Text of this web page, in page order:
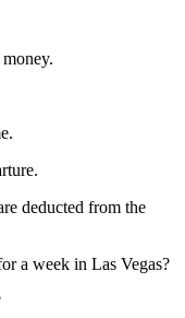
deducted from the
a week in Las Vegas?